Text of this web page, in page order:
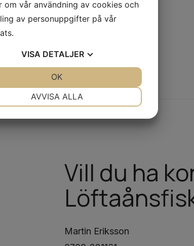
Vill du ha
Martin Eriksson
om vår användning av cookies och
av personuppgifter på vår
VISA DETALJER
AVVISA ALLA
OK